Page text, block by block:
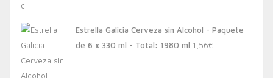
Estrella Galicia Cerveza sin Alcohol - Paquete
de 6 x 330 ml - Total: 1980 ml 1,56€